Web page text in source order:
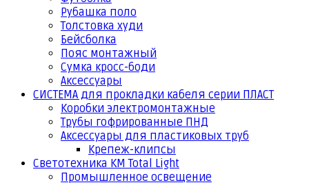
Рубашка поло
Толстовка худи
Бейсболка
Пояс монтажный
Сумка кросс-боди
Аксессуары
СИСТЕМА для прокладки кабеля серии ПЛАСТ
Коробки электромонтажные
Трубы гофрированные ПНД
Аксессуары для пластиковых труб
Крепеж-клипсы
Светотехника КМ Total Light
Промышленное освещение